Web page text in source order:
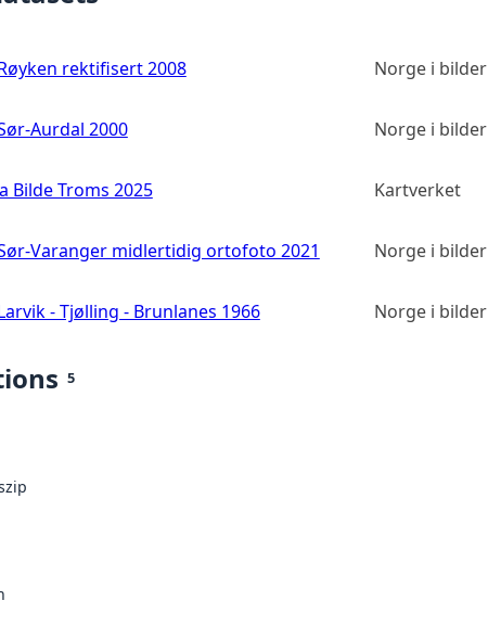
rektifisert 2008 Norge i bilder
Aurdal 2000 Norge i bilder
Bilde Troms 2025 Kartverket
Varanger midlertidig ortofoto 2021 Norge i bilder
- Tjølling - Brunlanes 1966 Norge i bilder
5